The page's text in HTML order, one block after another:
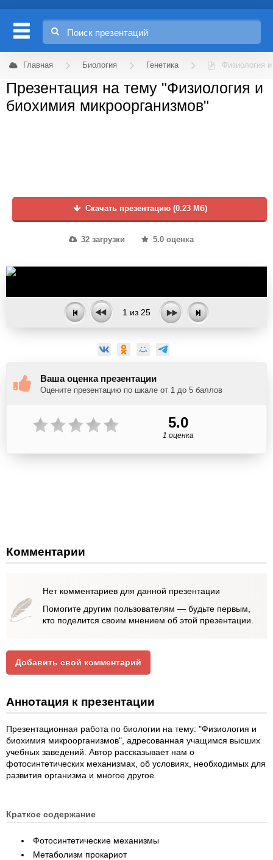
Главная Биология Генетика Физиология
Презентация на тему "Физиология и
биохимия микроорганизмов"
Скачать презентацию (0.23 Мб)
32 загрузки 5.0 оценка
1 из 25
Ваша оценка презентации
Оцените презентацию по шкале от 1 до 5 баллов
5.0
1 оценка
Комментарии
Нет комментариев для данной презентации
Помогите другим пользователям — будьте первым,
кто поделится своим мнением об этой презентации.
Добавить свой комментарий
Аннотация к презентации
Презентационная работа по биологии на тему: "Физиология и
биохимия микроорганизмов", адресованная учащимся высших
учебных заведений. Автор рассказывает нам о
фотосинтетических механизмах, об условиях, необходимых для
развития организма и многое другое.
Краткое содержание
Фотосинтетические механизмы
Метаболизм прокариот